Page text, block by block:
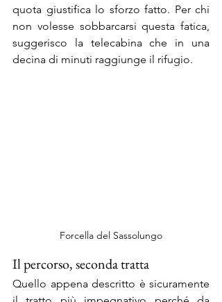
quota giustifica lo sforzo fatto. Per chi
non volesse sobbarcarsi questa fatica,
suggerisco la telecabina che in una
decina di minuti raggiunge il rifugio.
Forcella del Sassolungo
Il percorso, seconda tratta
Quello appena descritto è sicuramente